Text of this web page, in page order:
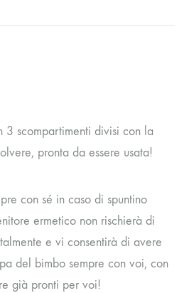
3 scompartimenti divisi con la
pronta da essere usata!
con sé in caso di spuntino
ermetico non rischierà di
e vi consentirà di avere
del bimbo sempre con voi, con
già pronti per voi!